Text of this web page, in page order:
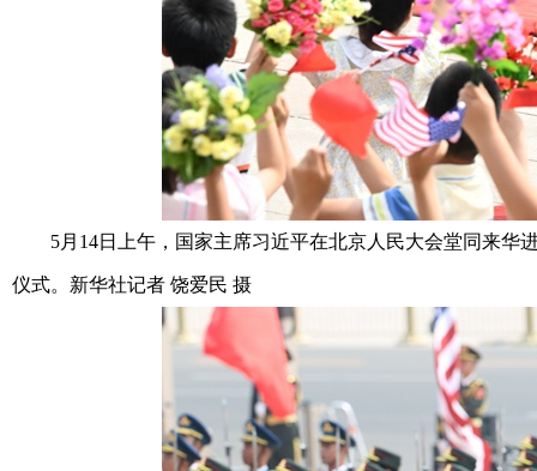
5月14日上午，国家主席习近平在北京人民大会堂同来华
仪式。新华社记者 饶爱民 摄